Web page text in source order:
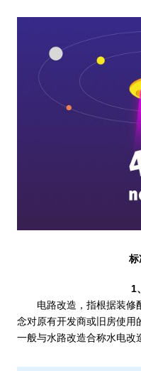
标准
1、
电路改造，指根据装修
念对原有开发商或旧房使用
一般与水路改造合称水电改